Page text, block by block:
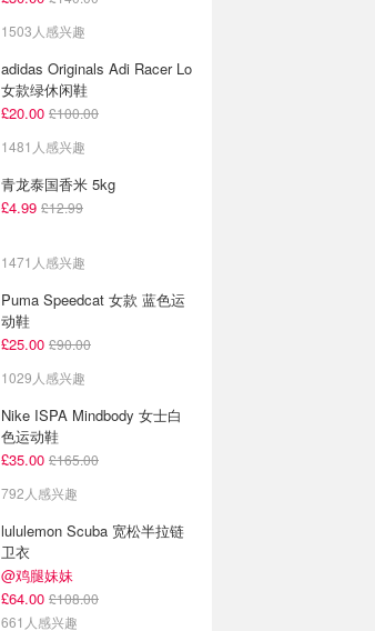
1503人感兴趣
adidas Originals Adi Racer Lo
女款绿休闲鞋
£20.00 £100.00
1481人感兴趣
青龙泰国香米 5kg
£4.99 £12.99
1471人感兴趣
Puma Speedcat 女款 蓝色运
动鞋
£25.00 £90.00
1029人感兴趣
Nike ISPA Mindbody 女士白
色运动鞋
£35.00 £165.00
792人感兴趣
lululemon Scuba 宽松半拉链
卫衣
@鸡腿妹妹
£64.00 £108.00
661人感兴趣